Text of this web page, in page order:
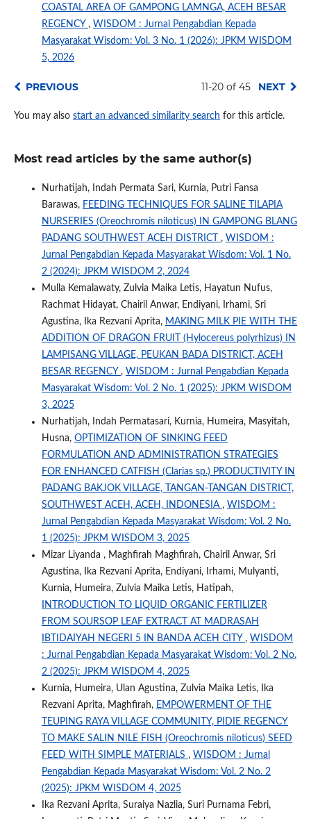
COASTAL AREA OF GAMPONG LAMNGA, ACEH BESAR
REGENCY , WISDOM : Jurnal Pengabdian Kepada
Masyarakat Wisdom: Vol. 3 No. 1 (2026): JPKM WISDOM
5, 2026
PREVIOUS 11-20 of 45 NEXT
You may also start an advanced similarity search for this article.
Most read articles by the same author(s)
Nurhatijah, Indah Permata Sari, Kurnia, Putri Fansa
Barawas, FEEDING TECHNIQUES FOR SALINE TILAPIA
NURSERIES (Oreochromis niloticus) IN GAMPONG BLANG
PADANG SOUTHWEST ACEH DISTRICT , WISDOM :
Jurnal Pengabdian Kepada Masyarakat Wisdom: Vol. 1 No.
2 (2024): JPKM WISDOM 2, 2024
Mulla Kemalawaty, Zulvia Maika Letis, Hayatun Nufus,
Rachmat Hidayat, Chairil Anwar, Endiyani, Irhami, Sri
Agustina, Ika Rezvani Aprita, MAKING MILK PIE WITH THE
ADDITION OF DRAGON FRUIT (Hylocereus polyrhizus) IN
LAMPISANG VILLAGE, PEUKAN BADA DISTRICT, ACEH
BESAR REGENCY , WISDOM : Jurnal Pengabdian Kepada
Masyarakat Wisdom: Vol. 2 No. 1 (2025): JPKM WISDOM
3, 2025
Nurhatijah, Indah Permatasari, Kurnia, Humeira, Masyitah,
Husna, OPTIMIZATION OF SINKING FEED
FORMULATION AND ADMINISTRATION STRATEGIES
FOR ENHANCED CATFISH (Clarias sp.) PRODUCTIVITY IN
PADANG BAKJOK VILLAGE, TANGAN-TANGAN DISTRICT,
SOUTHWEST ACEH, ACEH, INDONESIA , WISDOM :
Jurnal Pengabdian Kepada Masyarakat Wisdom: Vol. 2 No.
1 (2025): JPKM WISDOM 3, 2025
Mizar Liyanda , Maghfirah Maghfirah, Chairil Anwar, Sri
Agustina, Ika Rezvani Aprita, Endiyani, Irhami, Mulyanti,
Kurnia, Humeira, Zulvia Maika Letis, Hatipah,
INTRODUCTION TO LIQUID ORGANIC FERTILIZER
FROM SOURSOP LEAF EXTRACT AT MADRASAH
IBTIDAIYAH NEGERI 5 IN BANDA ACEH CITY , WISDOM
: Jurnal Pengabdian Kepada Masyarakat Wisdom: Vol. 2 No.
2 (2025): JPKM WISDOM 4, 2025
Kurnia, Humeira, Ulan Agustina, Zulvia Maika Letis, Ika
Rezvani Aprita, Maghfirah, EMPOWERMENT OF THE
TEUPING RAYA VILLAGE COMMUNITY, PIDIE REGENCY
TO MAKE SALIN NILE FISH (Oreochromis niloticus) SEED
FEED WITH SIMPLE MATERIALS , WISDOM : Jurnal
Pengabdian Kepada Masyarakat Wisdom: Vol. 2 No. 2
(2025): JPKM WISDOM 4, 2025
Ika Rezvani Aprita, Suraiya Nazlia, Suri Purnama Febri,